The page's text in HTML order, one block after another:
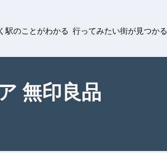
駅のことがわかる 行ってみたい街が見つかる
無印良品